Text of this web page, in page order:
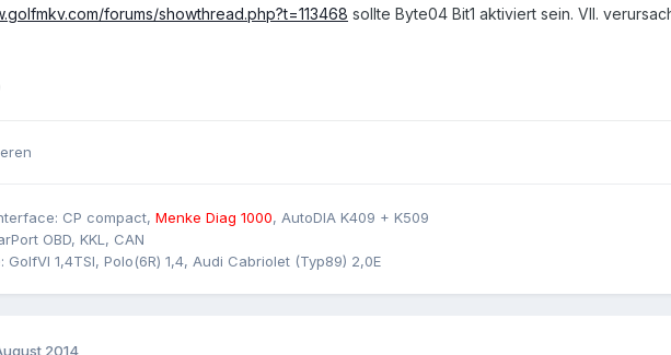
forums/showthread.php?t=113468 sollte Byte04 Bit1 aktiviert sein. Vll.
CP compact, Menke Diag 1000, AutoDIA K409 + K509
OBD, KKL, CAN
GolfVI 1,4TSI, Polo(6R) 1,4, Audi Cabriolet (Typ89) 2,0E
2014